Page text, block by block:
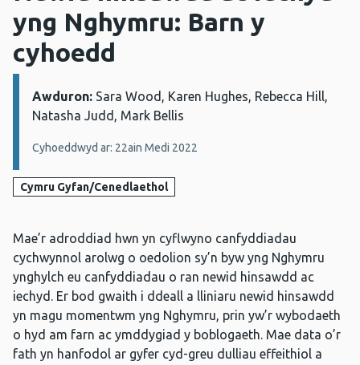
yng Nghymru: Barn y
cyhoedd
Manylion:
Awduron: Sara Wood, Karen Hughes, Rebecca Hill,
Natasha Judd, Mark Bellis
Cyhoeddwyd ar: 22ain Medi 2022
Cymru Gyfan/Cenedlaethol
Mae’r adroddiad hwn yn cyflwyno canfyddiadau
cychwynnol arolwg o oedolion sy’n byw yng Nghymru
ynghylch eu canfyddiadau o ran newid hinsawdd ac
iechyd. Er bod gwaith i ddeall a lliniaru newid hinsawdd
yn magu momentwm yng Nghymru, prin yw’r wybodaeth
o hyd am farn ac ymddygiad y boblogaeth. Mae data o’r
fath yn hanfodol ar gyfer cyd-greu dulliau effeithiol a